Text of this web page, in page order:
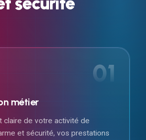
01
métier
claire de votre activité de
et sécurité, vos prestations